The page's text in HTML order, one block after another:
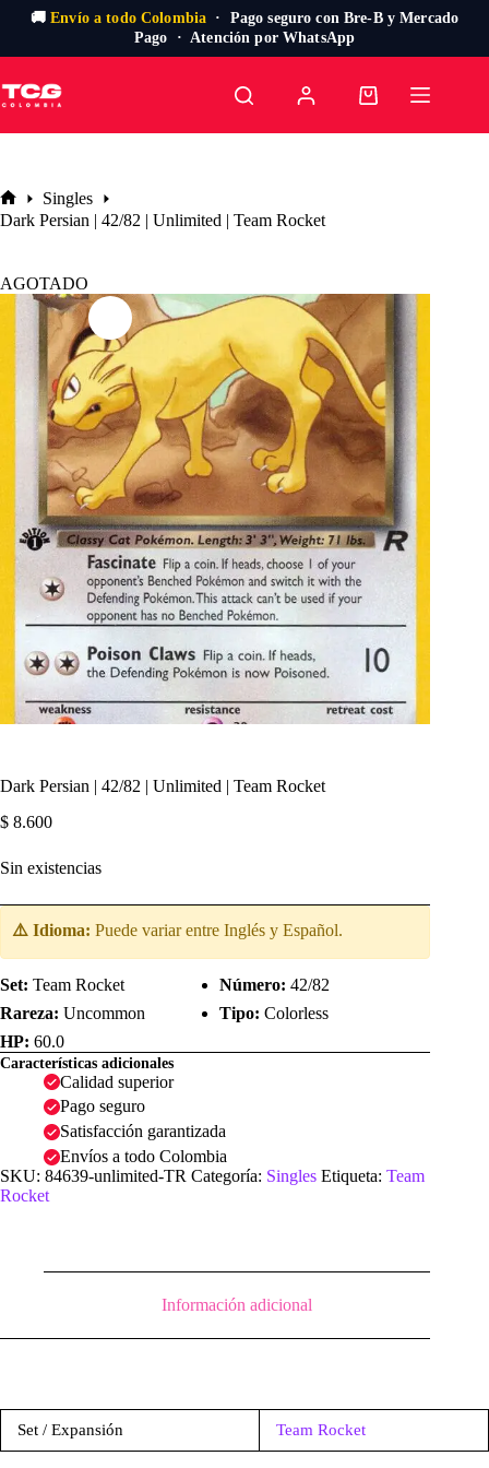
🚚Envío a todo Colombia · Pago seguro con Bre-B y Mercado
Pago · Atención por WhatsApp
al
contenido
Carro
Inicio
Singles
Dark Persian | 42/82 | Unlimited | Team Rocket
AGOTADO
Dark Persian | 42/82 | Unlimited | Team Rocket
$ 8.600
Sin existencias
⚠️ Idioma: Puede variar entre Inglés y Español.
Set: Team Rocket Número: 42/82
Rareza: Uncommon Tipo: Colorless
HP: 60.0
Características adicionales
Calidad superior
Pago seguro
Satisfacción garantizada
Envíos a todo Colombia
SKU: 84639-unlimited-TR Categoría: Singles Etiqueta: Team
Rocket
Información adicional
Set / Expansión Team Rocket